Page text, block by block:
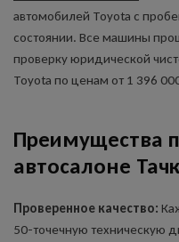
автомобилей Toyota с
состоянии. Все машины
проверку юридической
Toyota по ценам от 1 396
Преимущества
автосалоне
Проверенное качество:
50-точечную техническую